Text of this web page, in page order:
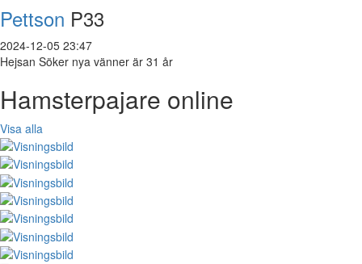
Pettson P33
2024-12-05 23:47
Hejsan Söker nya vänner är 31 år
Hamsterpajare online
Visa alla